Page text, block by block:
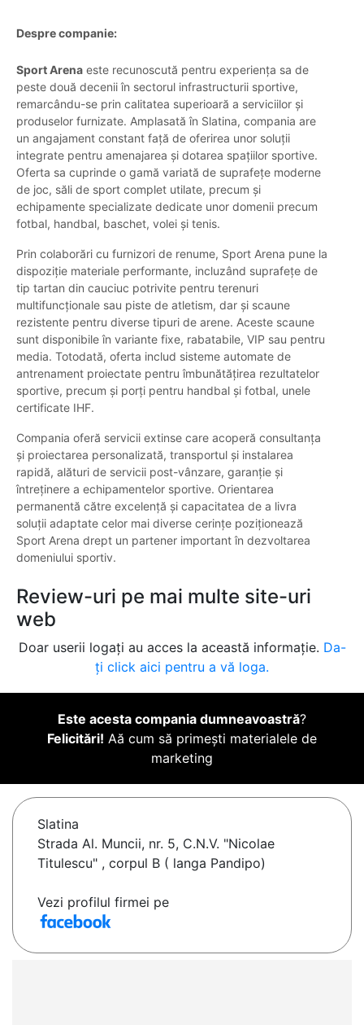
Despre companie:
Sport Arena este recunoscută pentru experiența sa de
peste două decenii în sectorul infrastructurii sportive,
remarcându-se prin calitatea superioară a serviciilor și
produselor furnizate. Amplasată în Slatina, compania are
un angajament constant față de oferirea unor soluții
integrate pentru amenajarea și dotarea spațiilor sportive.
Oferta sa cuprinde o gamă variată de suprafețe moderne
de joc, săli de sport complet utilate, precum și
echipamente specializate dedicate unor domenii precum
fotbal, handbal, baschet, volei și tenis.
Prin colaborări cu furnizori de renume, Sport Arena pune la
dispoziție materiale performante, incluzând suprafețe de
tip tartan din cauciuc potrivite pentru terenuri
multifuncționale sau piste de atletism, dar și scaune
rezistente pentru diverse tipuri de arene. Aceste scaune
sunt disponibile în variante fixe, rabatabile, VIP sau pentru
media. Totodată, oferta includ sisteme automate de
antrenament proiectate pentru îmbunătățirea rezultatelor
sportive, precum și porți pentru handbal și fotbal, unele
certificate IHF.
Compania oferă servicii extinse care acoperă consultanța
și proiectarea personalizată, transportul și instalarea
rapidă, alături de servicii post-vânzare, garanție și
întreținere a echipamentelor sportive. Orientarea
permanentă către excelență și capacitatea de a livra
soluții adaptate celor mai diverse cerințe poziționează
Sport Arena drept un partener important în dezvoltarea
domeniului sportiv.
Review-uri pe mai multe site-uri
web
Doar userii logați au acces la această informație. Da-
ți click aici pentru a vă loga.
Este acesta compania dumneavoastră?
Felicitări! Aă cum să primești materialele de
marketing
Slatina
Strada Al. Muncii, nr. 5, C.N.V. "Nicolae
Titulescu" , corpul B ( langa Pandipo)
Vezi profilul firmei pe